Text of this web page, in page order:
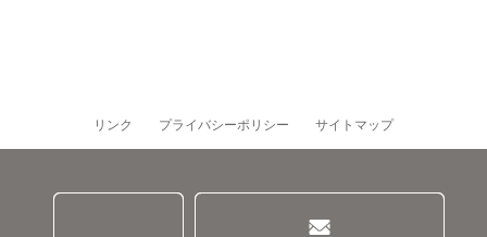
リンク プライバシーポリシー サイトマップ